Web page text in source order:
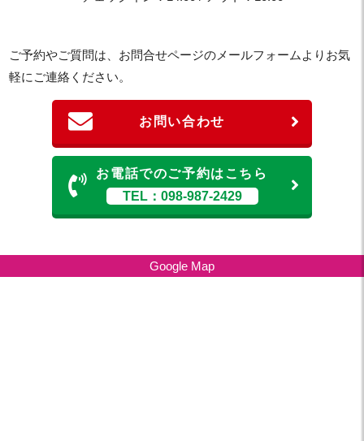
ご予約やご質問は、お問合せページのメールフォームよりお気
軽にご連絡ください。
お問い合わせ
お電話でのご予約はこちら
TEL：098-987-2429
Google Map